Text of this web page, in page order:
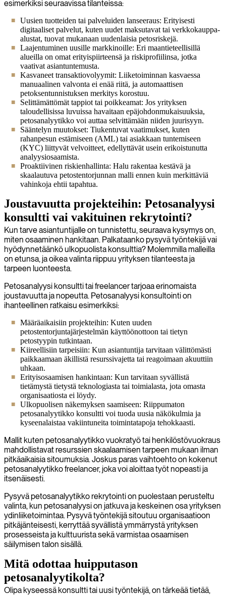
esimerkiksi seuraavissa tilanteissa:
Uusien tuotteiden tai palveluiden lanseeraus: Erityisesti
digitaaliset palvelut, kuten uudet maksutavat tai verkkokauppa-
alustat, tuovat mukanaan uudenlaisia petosriskejä.
Laajentuminen uusille markkinoille: Eri maantieteellisillä
alueilla on omat erityispiirteensä ja riskiprofiilinsa, jotka
vaativat asiantuntemusta.
Kasvaneet transaktiovolyymit: Liiketoiminnan kasvaessa
manuaalinen valvonta ei enää riitä, ja automaattisen
petoksentunnistuksen merkitys korostuu.
Selittämättömät tappiot tai poikkeamat: Jos yrityksen
taloudellisissa luvuissa havaitaan epäjohdonmukaisuuksia,
petosanalyytikko voi auttaa selvittämään niiden juurisyyn.
Sääntelyn muutokset: Tiukentuvat vaatimukset, kuten
rahanpesun estämiseen (AML) tai asiakkaan tuntemiseen
(KYC) liittyvät velvoitteet, edellyttävät usein erikoistunutta
analyysiosaamista.
Proaktiivinen riskienhallinta: Halu rakentaa kestävä ja
skaalautuva petostentorjunnan malli ennen kuin merkittäviä
vahinkoja ehtii tapahtua.
Joustavuutta projekteihin: Petosanalyysi
konsultti vai vakituinen rekrytointi?
Kun tarve asiantuntijalle on tunnistettu, seuraava kysymys on,
miten osaaminen hankitaan. Palkataanko pysyvä työntekijä vai
hyödynnetäänkö ulkopuolista konsulttia? Molemmilla malleilla
on etunsa, ja oikea valinta riippuu yrityksen tilanteesta ja
tarpeen luonteesta.
Petosanalyysi konsultti tai freelancer tarjoaa erinomaista
joustavuutta ja nopeutta. Petosanalyysi konsultointi on
ihanteellinen ratkaisu esimerkiksi:
Määräaikaisiin projekteihin: Kuten uuden
petostentorjuntajärjestelmän käyttöönottoon tai tietyn
petostyypin tutkintaan.
Kiireellisiin tarpeisiin: Kun asiantuntija tarvitaan välittömästi
paikkaamaan äkillistä resurssivajetta tai reagoimaan akuuttiin
uhkaan.
Erityisosaamisen hankintaan: Kun tarvitaan syvällistä
tietämystä tietystä teknologiasta tai toimialasta, jota omasta
organisaatiosta ei löydy.
Ulkopuolisen näkemyksen saamiseen: Riippumaton
petosanalyytikko konsultti voi tuoda uusia näkökulmia ja
kyseenalaistaa vakiintuneita toimintatapoja tehokkaasti.
Mallit kuten petosanalyytikko vuokratyö tai henkilöstövuokraus
mahdollistavat resurssien skaalaamisen tarpeen mukaan ilman
pitkäaikaisia sitoumuksia. Joskus paras vaihtoehto on kokenut
petosanalyytikko freelancer, joka voi aloittaa työt nopeasti ja
itsenäisesti.
Pysyvä petosanalyytikko rekrytointi on puolestaan perusteltu
valinta, kun petosanalyysi on jatkuva ja keskeinen osa yrityksen
ydinliiketoimintaa. Pysyvä työntekijä sitoutuu organisaatioon
pitkäjänteisesti, kerryttää syvällistä ymmärrystä yrityksen
prosesseista ja kulttuurista sekä varmistaa osaamisen
säilymisen talon sisällä.
Mitä odottaa huipputason
petosanalyytikolta?
Olipa kyseessä konsultti tai uusi työntekijä, on tärkeää tietää,